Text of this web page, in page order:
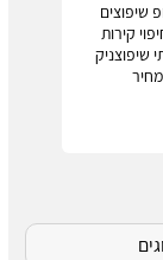
שיפוצים
קירות
שיפוצניק